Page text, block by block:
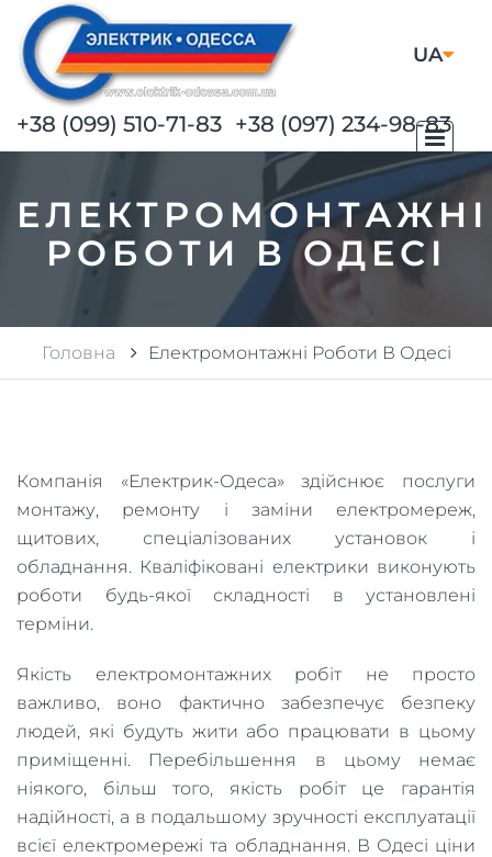
UA
+38 (099) 510-71-83 +38 (097) 234-98-83
ЕЛЕКТРОМОНТАЖНІ
РОБОТИ В ОДЕСІ
Головна Електромонтажні Роботи В Одесі
Компанія «Електрик-Одеса» здійснює послуги
монтажу, ремонту і заміни електромереж,
щитових, спеціалізованих установок і
обладнання. Кваліфіковані електрики виконують
роботи будь-якої складності в установлені
терміни.
Якість електромонтажних робіт не просто
важливо, воно фактично забезпечує безпеку
людей, які будуть жити або працювати в цьому
приміщенні. Перебільшення в цьому немає
ніякого, більш того, якість робіт це гарантія
надійності, а в подальшому зручності експлуатації
всієї електромережі та обладнання. В Одесі ціни